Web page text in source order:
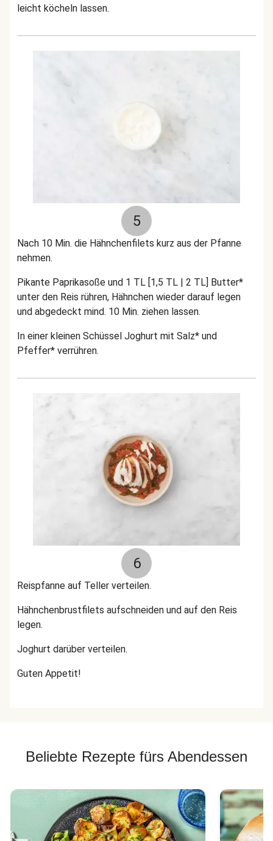
leicht köcheln lassen.
5
Nach 10 Min. die Hähnchenfilets kurz aus der Pfanne
nehmen.
Pikante Paprikasoße und 1 TL [1,5 TL | 2 TL] Butter*
unter den Reis rühren, Hähnchen wieder darauf legen
und abgedeckt mind. 10 Min. ziehen lassen.
In einer kleinen Schüssel Joghurt mit Salz* und
Pfeffer* verrühren.
6
Reispfanne auf Teller verteilen.
Hähnchenbrustfilets aufschneiden und auf den Reis
legen.
Joghurt darüber verteilen.
Guten Appetit!
Beliebte Rezepte fürs Abendessen